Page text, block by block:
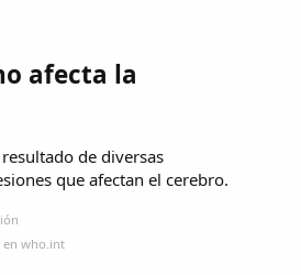
afecta la
de diversas
que afectan el cerebro.
en who.int